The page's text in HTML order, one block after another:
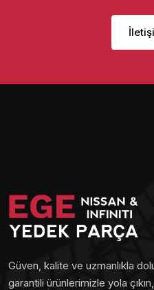
Güven, kalite ve uzmanlıkla
garantili ürünlerimizle yola